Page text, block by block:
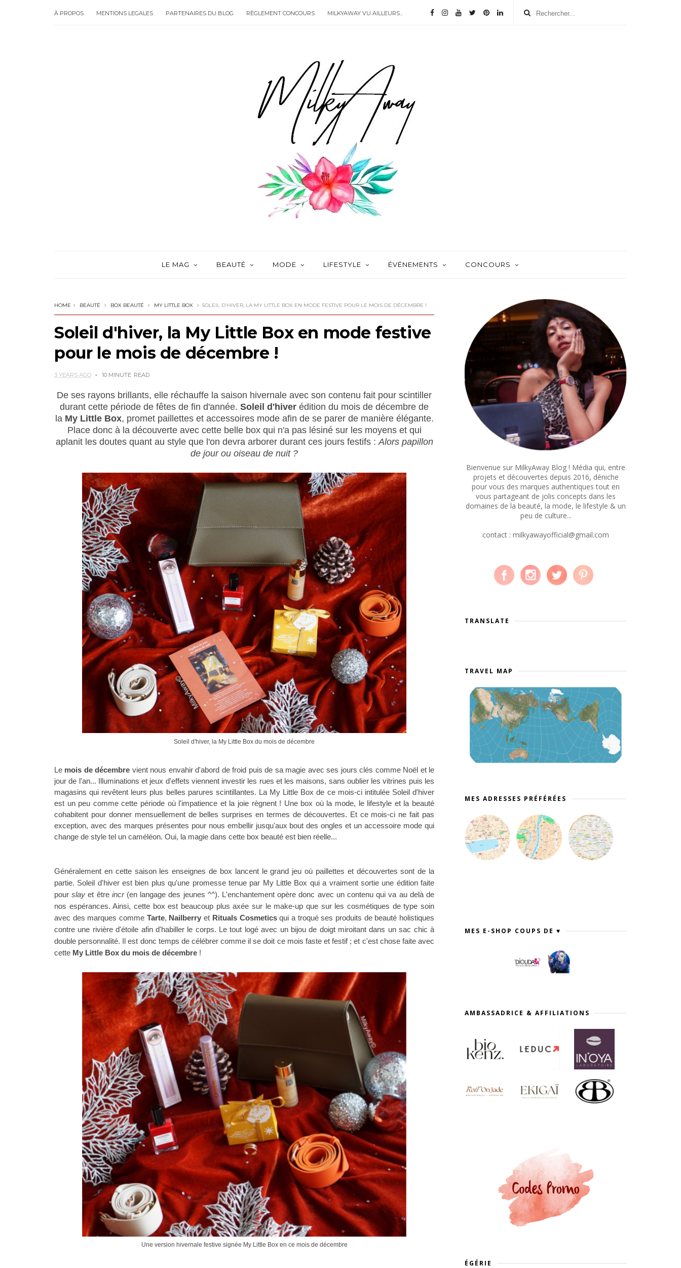
À PROPOS MENTIONS LEGALES PARTENAIRES DU BLOG RÈGLEMENT CONCOURS MILKYAWAY VU AILLEURS...
LE MAG BEAUTÉ MODE LIFESTYLE ÉVÉNEMENTS CONCOURS
HOME BEAUTÉ BOX BEAUTÉ MY LITTLE BOX SOLEIL D'HIVER, LA MY LITTLE BOX EN MODE FESTIVE POUR LE MOIS DE DÉCEMBRE !
Soleil d'hiver, la My Little Box en mode festive
pour le mois de décembre !
3 YEARS AGO 10 MINUTE READ
De ses rayons brillants, elle réchauffe la saison hivernale avec son contenu fait pour scintiller
durant cette période de fêtes de fin d'année. Soleil d'hiver édition du mois de décembre de
la My Little Box, promet paillettes et accessoires mode afin de se parer de manière élégante.
Place donc à la découverte avec cette belle box qui n'a pas lésiné sur les moyens et qui
aplanit les doutes quant au style que l'on devra arborer durant ces jours festifs :Alors papillon
de jour ou oiseau de nuit ?
Soleil d'hiver, la My Little Box du mois de décembre
Le mois de décembre vient nous envahir d'abord de froid puis de sa magie avec ses jours clés comme Noël et le
jour de l'an... Illuminations et jeux d'effets viennent investir les rues et les maisons, sans oublier les vitrines puis les
magasins qui revêtent leurs plus belles parures scintillantes. La My Little Box de ce mois-ci intitulée Soleil d'hiver
est un peu comme cette période où l'impatience et la joie règnent ! Une box où la mode, le lifestyle et la beauté
cohabitent pour donner mensuellement de belles surprises en termes de découvertes. Et ce mois-ci ne fait pas
exception, avec des marques présentes pour nous embellir jusqu'aux bout des ongles et un accessoire mode qui
change de style tel un caméléon. Oui, la magie dans cette box beauté est bien réelle...
Généralement en cette saison les enseignes de box lancent le grand jeu où paillettes et découvertes sont de la
partie. Soleil d'hiver est bien plus qu'une promesse tenue par My Little Box qui a vraiment sortie une édition faite
pourslay et être incr(en langage des jeunes ^^). L'enchantement opère donc avec un contenu qui va au delà de
nos espérances. Ainsi, cette box est beaucoup plus axée sur le make-up que sur les cosmétiques de type soin
avec des marques comme Tarte, Nailberry et Rituals Cosmeticsqui a troqué ses produits de beauté holistiques
contre une rivière d'étoile afin d'habiller le corps. Le tout logé avec un bijou de doigt miroitant dans un sac chic à
double personnalité. Il est donc temps de célébrer comme il se doit ce mois faste et festif ; et c'est chose faite avec
cette My Little Box du mois de décembre !
Une version hivernale festive signée My Little Box en ce mois de décembre
Bienvenue sur MilkyAway Blog ! Média qui, entre
projets et découvertes depuis 2016, déniche
pour vous des marques authentiques tout en
vous partageant de jolis concepts dans les
domaines de la beauté, la mode, le lifestyle & un
peu de culture...
contact : milkyawayofficial@gmail.com
TRANSLATE
TRAVEL MAP
MES ADRESSES PRÉFÉRÉES
MES E-SHOP COUPS DE ♥
AMBASSADRICE & AFFILIATIONS
ÉGÉRIE